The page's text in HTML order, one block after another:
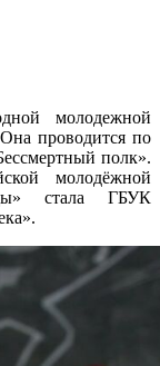
молодежной
проводится по
полк».
молодёжной
стала ГБУК